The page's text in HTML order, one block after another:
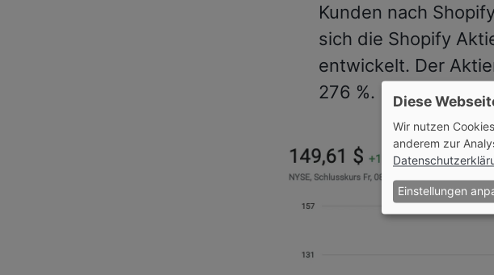
Kunden nach
sich die Shopify
entwickelt. Der
276 %.
Diese
Wir nutzen
anderem zur
Einstellungen